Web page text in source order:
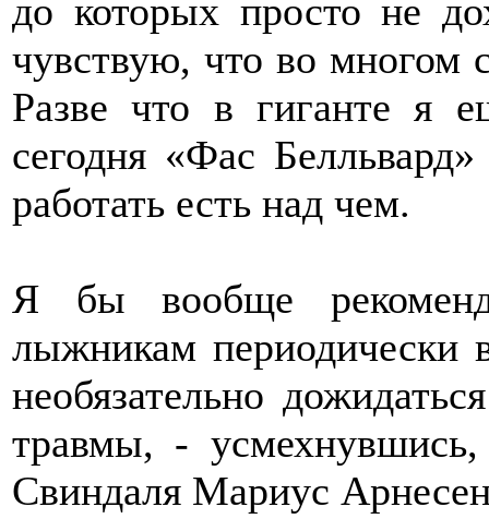
до которых просто не
чувствую, что во
Разве что в гиганте я
сегодня «Фас
работать есть над чем.
Я бы вообще
лыжникам периодически
необязательно
травмы, - усмехнувшись,
Свиндаля Мариус